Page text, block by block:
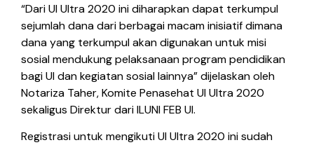
“Dari UI Ultra 2020 ini diharapkan dapat terkumpul
sejumlah dana dari berbagai macam inisiatif dimana
dana yang terkumpul akan digunakan untuk misi
sosial mendukung pelaksanaan program pendidikan
bagi UI dan kegiatan sosial lainnya” dijelaskan oleh
Notariza Taher, Komite Penasehat UI Ultra 2020
sekaligus Direktur dari ILUNI FEB UI.
Registrasi untuk mengikuti UI Ultra 2020 ini sudah